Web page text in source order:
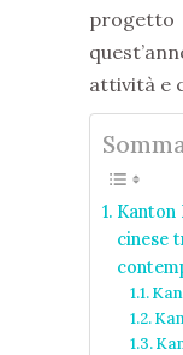
attività e
Kanton
cinese